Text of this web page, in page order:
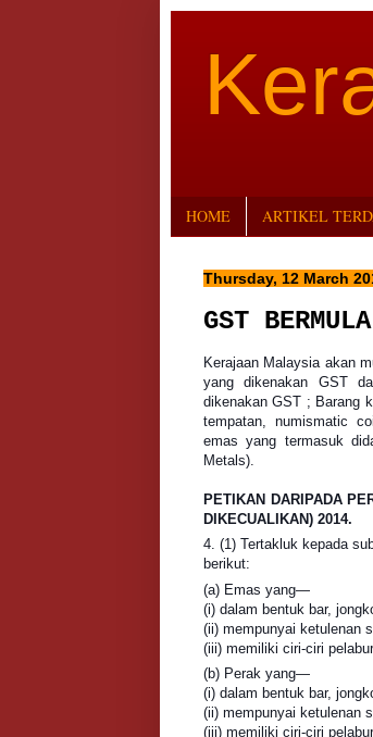
HOME ARTIKEL
Thursday, 12 March
GST
Kerajaan Malaysia akan
yang dikenakan GST
dikenakan GST ; Barang
tempatan, numismatic
emas yang termasuk
Metals).
PETIKAN DARIPADA
DIKECUALIKAN) 2014.
4. (1) Tertakluk kepada
berikut:
(a) Emas yang—
(i) dalam bentuk bar,
(ii) mempunyai ketulenan
(iii) memiliki ciri-ciri
(b) Perak yang—
(i) dalam bentuk bar,
(ii) mempunyai ketulenan
(iii) memiliki ciri-ciri